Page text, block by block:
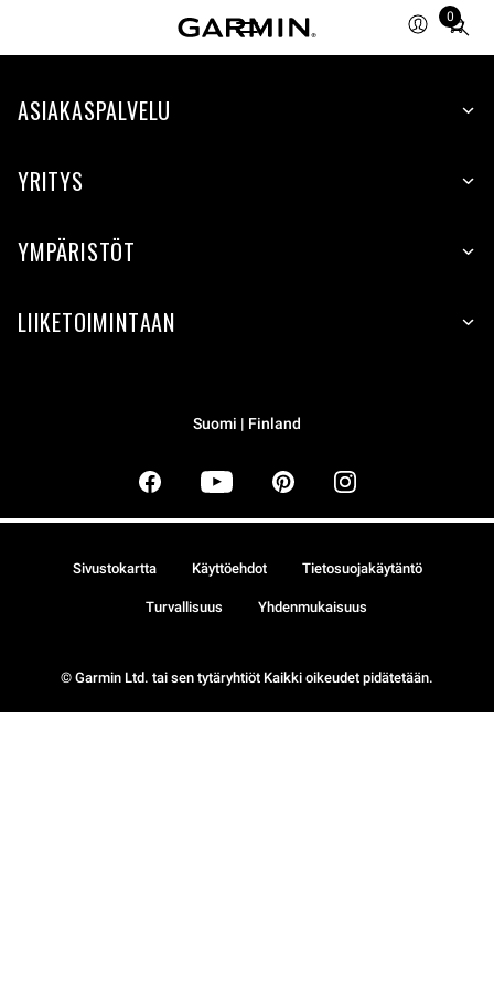
0
Total
items
cart:
ASIAKASPALVELU
YRITYS
YMPÄRISTÖT
LIIKETOIMINTAAN
Suomi | Finland
© Garmin Ltd. tai sen tytäryhtiöt Kaikki oikeudet pidätetään.
Sivustokartta Käyttöehdot Tietosuojakäytäntö
Turvallisuus Yhdenmukaisuus